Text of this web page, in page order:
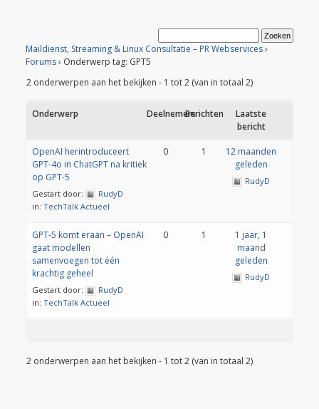
Maildienst, Streaming & Linux Consultatie – PR Webservices›
Forums› Onderwerp tag: GPT5
2 onderwerpen aan het bekijken - 1 tot 2 (van in totaal 2)
Onderwerp DeelnemersBerichten
Laatste
bericht
OpenAI herintroduceert
GPT-4o in ChatGPT na kritiek
op GPT-5
Gestart door:
RudyD
in: TechTalk Actueel
0 1
12 maanden
geleden
RudyD
GPT-5 komt eraan – OpenAI
gaat modellen
samenvoegen tot één
krachtig geheel
Gestart door:
RudyD
in: TechTalk Actueel
0 1
1 jaar, 1
maand
geleden
RudyD
2 onderwerpen aan het bekijken - 1 tot 2 (van in totaal 2)